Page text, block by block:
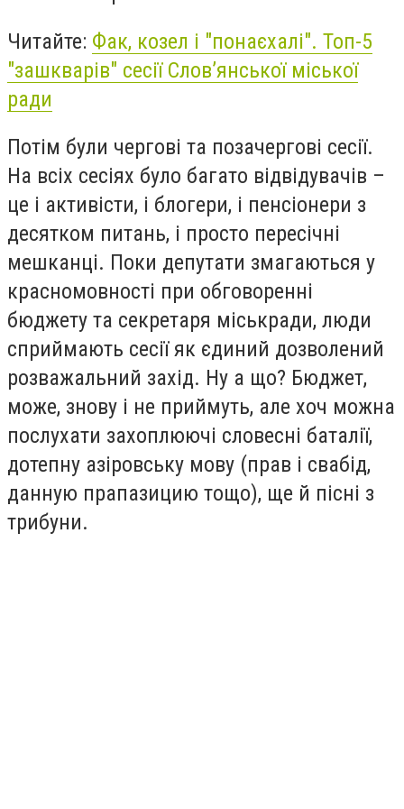
Читайте: Фак, козел і "понаєхалі". Топ-5
"зашкварів" сесії Слов’янської міської
ради
Потім були чергові та позачергові сесії.
На всіх сесіях було багато відвідувачів –
це і активісти, і блогери, і пенсіонери з
десятком питань, і просто пересічні
мешканці. Поки депутати змагаються у
красномовності при обговоренні
бюджету та секретаря міськради, люди
сприймають сесії як єдиний дозволений
розважальний захід. Ну а що? Бюджет,
може, знову і не приймуть, але хоч можна
послухати захоплюючі словесні баталії,
дотепну азіровську мову (прав і свабід,
данную прапазицию тощо), ще й пісні з
трибуни.